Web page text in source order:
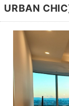
URBAN